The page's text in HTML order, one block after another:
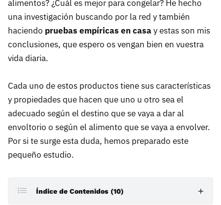
alimentos? ¿Cuál es mejor para congelar? He hecho
una investigación buscando por la red y también
haciendo pruebas empíricas en casay estas son mis
conclusiones, que espero os vengan bien en vuestra
vida diaria.
Cada uno de estos productos tiene sus características
y propiedades que hacen que uno u otro sea el
adecuado según el destino que se vaya a dar al
envoltorio o según el alimento que se vaya a envolver.
Por si te surge esta duda, hemos preparado este
pequeño estudio.
Índice de Contenidos (10)